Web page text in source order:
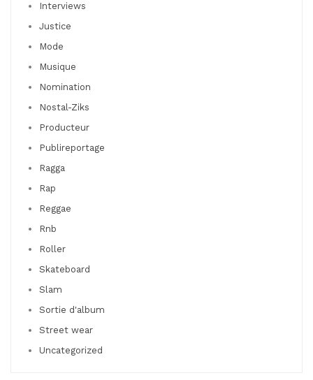
Interviews
Justice
Mode
Musique
Nomination
Nostal-Ziks
Producteur
Publireportage
Ragga
Rap
Reggae
Rnb
Roller
Skateboard
Slam
Sortie d'album
Street wear
Uncategorized